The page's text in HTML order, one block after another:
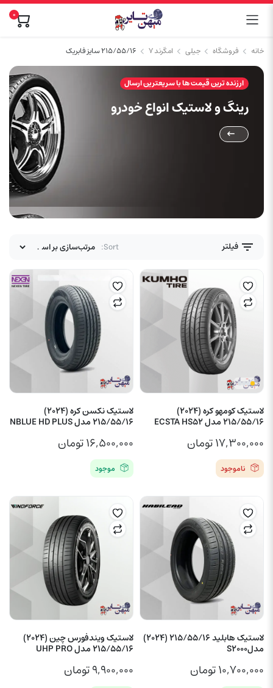
0
خانه فروشگاه جیلی امگرند ۷ ۲۱۵/۵۵/۱۶ سایز فابریک
ارزنده ترین قیمت ها با سریعترین ارسال
رینگ و لاستیک انواع خودرو
فیلتر Sort:
لاستیک کومهو کره (2024)
215/55/16 مدل ECSTA HS52
۱۷,۳۰۰,۰۰۰تومان
ناموجود
لاستیک نکسن کره (2024)
215/55/16 مدل NBLUE HD PLUS
۱۶,۵۰۰,۰۰۰تومان
موجود
لاستیک هابلید 215/55/16 (2024)
مدلS2000
۱۰,۷۰۰,۰۰۰تومان
لاستیک ویندفورس چین (2024)
215/55/16 مدل UHP PRO
۹,۹۰۰,۰۰۰تومان